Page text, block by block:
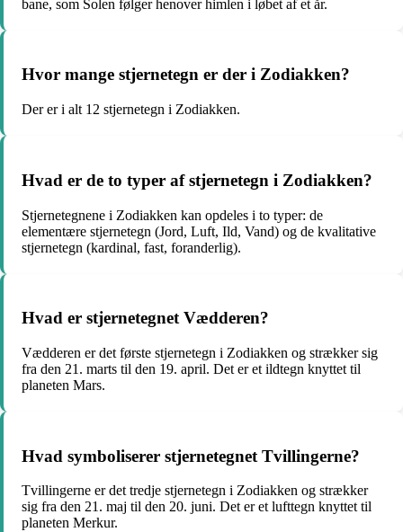
bane, som Solen følger henover himlen i løbet af et år.
Hvor mange stjernetegn er der i Zodiakken?
Der er i alt 12 stjernetegn i Zodiakken.
Hvad er de to typer af stjernetegn i Zodiakken?
Stjernetegnene i Zodiakken kan opdeles i to typer: de
elementære stjernetegn (Jord, Luft, Ild, Vand) og de kvalitative
stjernetegn (kardinal, fast, foranderlig).
Hvad er stjernetegnet Vædderen?
Vædderen er det første stjernetegn i Zodiakken og strækker sig
fra den 21. marts til den 19. april. Det er et ildtegn knyttet til
planeten Mars.
Hvad symboliserer stjernetegnet Tvillingerne?
Tvillingerne er det tredje stjernetegn i Zodiakken og strækker
sig fra den 21. maj til den 20. juni. Det er et lufttegn knyttet til
planeten Merkur.